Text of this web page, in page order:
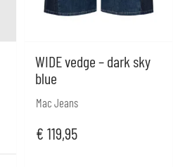
WIDE vedge – dark sky
blue
Mac Jeans
€ 119,95